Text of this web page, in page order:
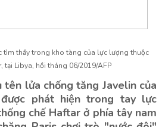
tìm thấy trong kho tàng của lực lượng thuộc
tại Libya, hồi tháng 06/2019/AFP
tên lửa chống tăng Javelin của
phát hiện trong tay lực
chế Haftar ở phía tây nam